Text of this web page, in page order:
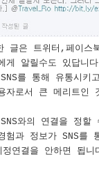
글은 트위터,페이스
게 알릴수도 있답니
를 통해 유통시키
자로서 큰 메리트인
와의 연결을 정할
험과 정보가 SNS를
연결을 안하면 됩